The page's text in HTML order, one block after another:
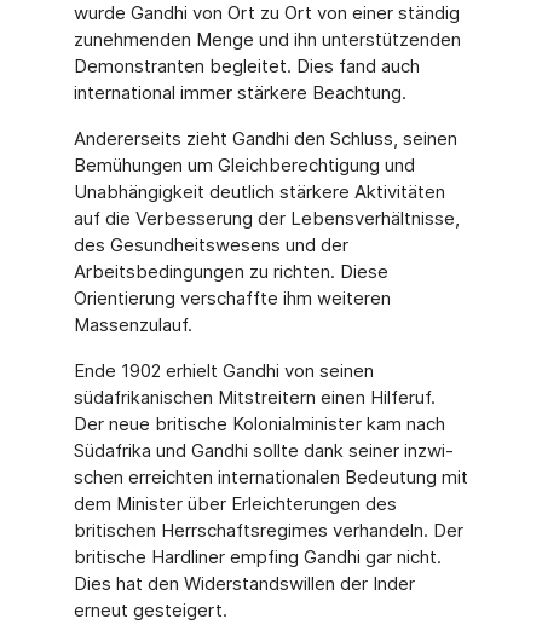
wurde Gandhi von Ort zu Ort von einer ständig
zunehmenden Menge und ihn unterstützenden
Demonstranten begleitet. Dies fand auch
international immer stärkere Beachtung.
Andererseits zieht Gandhi den Schluss, seinen
Bemühungen um Gleichberechtigung und
Unabhängigkeit deutlich stärkere Aktivitäten
auf die Verbesserung der Lebensverhältnisse,
des Gesundheitswesens und der
Arbeitsbedingungen zu richten. Diese
Orientierung ver­schaffte ihm weiteren
Massenzulauf.
Ende 1902 erhielt Gandhi von seinen
südafrikanischen Mitstreitern einen Hilferuf.
Der neue britische Kolonialminister kam nach
Südafrika und Gandhi sollte dank seiner inzwi­
schen erreichten internationalen Bedeutung mit
dem Minister über Erleichterungen des
britischen Herrschaftsregimes verhandeln. Der
britische Hardliner empfing Gandhi gar nicht.
Dies hat den Widerstandswillen der Inder
erneut gesteigert.